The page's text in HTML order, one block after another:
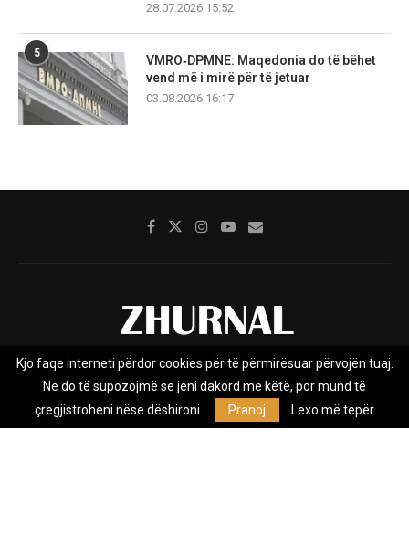
28.07.2026 15:52
5
VMRO‑DPMNE: Maqedonia do të bëhet
vend më i mirë për të jetuar
03.08.2026 16:17
Rreth nesh Impresumi Marketing
Privacy Policy
Zhurnal.mk është Agjenci e Lajmeve e pavarur, e themeluar në vitin
Kjo faqe interneti përdor cookies për të përmirësuar përvojën tuaj.
Ne do të supozojmë se jeni dakord me këtë, por mund të
çregjistroheni nëse dëshironi.
Pranoj Lexo më tepër